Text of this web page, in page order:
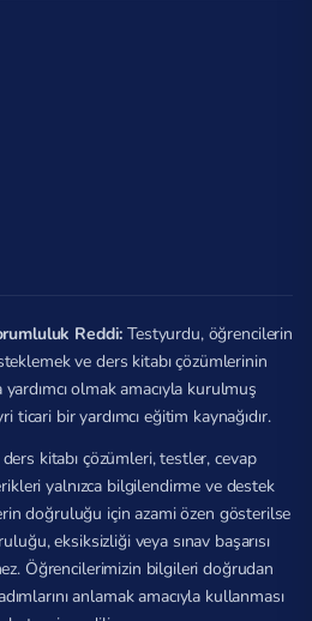
Reddi: Testyurdu, öğrencilerin
ve ders kitabı çözümlerinin
yardımcı olmak amacıyla kurulmuş
ticari bir yardımcı eğitim kaynağıdır.
kitabı çözümleri, testler, cevap
yalnızca bilgilendirme ve destek
doğruluğu için azami özen gösterilse
eksiksizliği veya sınav başarısı
Öğrencilerimizin bilgileri doğrudan
anlamak amacıyla kullanması